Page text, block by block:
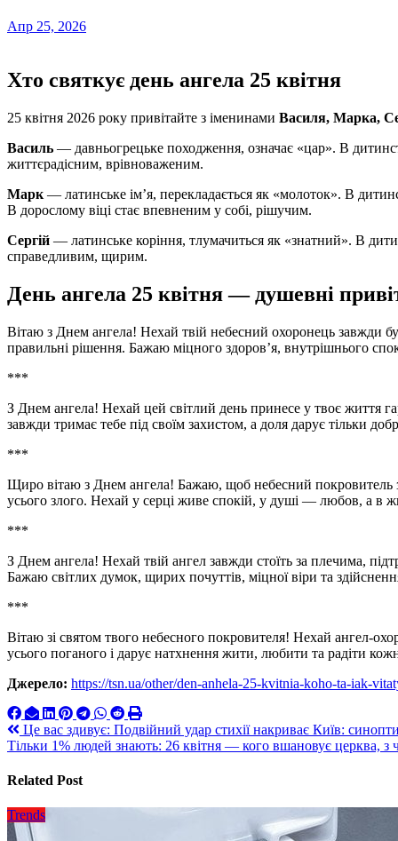
Апр 25, 2026
Хто святкує день ангела 25 квітня
25 квітня 2026 року привітайте з іменинами Василя, Марка,
Василь — давньогрецьке походження, означає «цар». В
життєрадісним, врівноваженим.
Марк — латинське ім’я, перекладається як «молоток». В
В дорослому віці стає впевненим у собі, рішучим.
Сергій — латинське коріння, тлумачиться як «знатний». В
справедливим, щирим.
День ангела 25 квітня — душевні
Вітаю з Днем ангела! Нехай твій небесний охоронець завжди
правильні рішення. Бажаю міцного здоров’я, внутрішнього
***
З Днем ангела! Нехай цей світлий день принесе у твоє життя
завжди тримає тебе під своїм захистом, а доля дарує тільки
***
Щиро вітаю з Днем ангела! Бажаю, щоб небесний покровитель
усього злого. Нехай у серці живе спокій, у душі — любов, а в
***
З Днем ангела! Нехай твій ангел завжди стоїть за плечима,
Бажаю світлих думок, щирих почуттів, міцної віри та
***
Вітаю зі святом твого небесного покровителя! Нехай ангел-
усього поганого і дарує натхнення жити, любити та радіти
Джерело: https://tsn.ua/other/den-anhela-25-kvitnia-koho-ta-iak-
Навигация
по
записям
Це вас здивує: Подвійний удар стихії накриває Київ:
Тільки 1% людей знають: 26 квітня — кого вшановує церква, з
Related Post
Trends